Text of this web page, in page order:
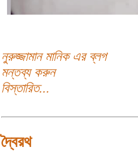
নুরুজ্জামান মানিক এর ব্লগ
মন্তব্য করুন
বিস্তারিত...
দ্বৈরথ